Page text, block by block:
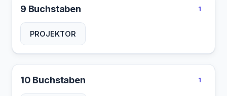
9 Buchstaben 1
PROJEKTOR
10 Buchstaben 1